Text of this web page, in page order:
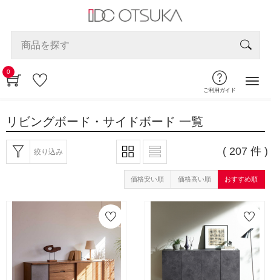
0
ご利用ガイド
リビングボード・サイドボード 一覧
絞り込み ( 207 件 )
価格安い順 価格高い順 おすすめ順